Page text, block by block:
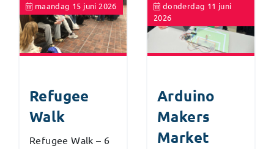
maandag 15 juni 2026
Refugee
Walk
Refugee Walk – 6
donderdag 11 juni
2026
Arduino
Makers
Market